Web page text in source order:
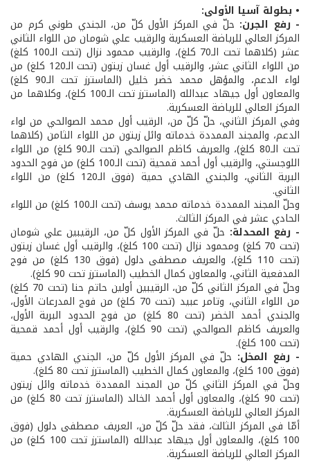
• بطولة آسيا الأولى:
- رفع الجرن: حلّ في المركز الأول كلّ من، الجندي طوني كرم من
المركز العالي للرياضة العسكرية والرقيب علي شومان من اللواء الثاني
عشر (كلاهما تحت الـ70 كلغ)، والرقيب محمود نزال (تحت الـ100 كلغ)
من اللواء الثاني عشر، والرقيب أول غسان زيتون (تحت الـ120 كلغ) من
لواء الدعم، والمؤهل محمد خضر خليل (الماسترز تحت الـ90 كلغ)
والمعاون أول جيهاد عبدالله (الماسترز تحت الـ100 كلغ)، وكلاهما من
المركز العالي للرياضة العسكرية.
وفي المركز الثاني، حلّ كلّ من، الرقيب أول محمد الصوالحي من لواء
الدعم، والمجند الممددة خدماته وائل زيتون من اللواء الثامن (كلاهما
تحت الـ80 كلغ)، والعريف كاظم الصوالحي (تحت الـ90 كلغ) من اللواء
اللوجستي، والرقيب أول أحمد قمحية (تحت الـ100 كلغ) من فوج الحدود
البرية الثاني، والجندي الهادي حمية (فوق الـ120 كلغ) من اللواء
الثاني.
وحلّ المجند الممددة خدماته محمد يوسف (تحت الـ100 كلغ) من اللواء
الحادي عشر في المركز الثالث.
- رفع المحدلة: حلّ في المركز الأول كلّ من، الرقيبين علي شومان
(تحت 70 كلغ) ومحمود نزال (تحت 100 كلغ)، والرقيب أول غسان زيتون
(تحت 110 كلغ)، والعريف مصطفى دلول (فوق 130 كلغ) من فوج
المدفعية الثاني، والمعاون كمال الخطيب (الماسترز تحت 90 كلغ).
وحلّ في المركز الثاني كلّ من، الرقيبين أولين حاتم حنا (تحت 70 كلغ)
من اللواء الثاني، وتامر عبيد (تحت 70 كلغ) من فوج المدرعات الأول،
والجندي أحمد الخضر (تحت 80 كلغ) من فوج الحدود البرية الأول،
والعريف كاظم الصوالحي (تحت 90 كلغ)، والرقيب أول أحمد قمحية
(تحت 100 كلغ).
- رفع المخل: حلّ في المركز الأول كلّ من، الجندي الهادي حمية
(فوق 100 كلغ)، والمعاون كمال الخطيب (الماسترز تحت 80 كلغ).
وحلّ في المركز الثاني كلّ من المجند الممددة خدماته وائل زيتون
(تحت 90 كلغ)، والمعاون أول أحمد الخالد (الماسترز تحت 80 كلغ) من
المركز العالي للرياضة العسكرية.
أمّا في المركز الثالث، فقد حلّ كلّ من، العريف مصطفى دلول (فوق
100 كلغ)، والمعاون أول جيهاد عبدالله (الماسترز تحت 100 كلغ) من
المركز العالي للرياضة العسكرية.